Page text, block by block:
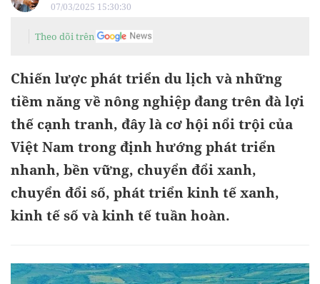
07/03/2025 15:30:30
Theo dõi trên
Chiến lược phát triển du lịch và những
tiềm năng về nông nghiệp đang trên đà lợi
thế cạnh tranh, đây là cơ hội nổi trội của
Việt Nam trong định hướng phát triển
nhanh, bền vững, chuyển đổi xanh,
chuyển đổi số, phát triển kinh tế xanh,
kinh tế số và kinh tế tuần hoàn.